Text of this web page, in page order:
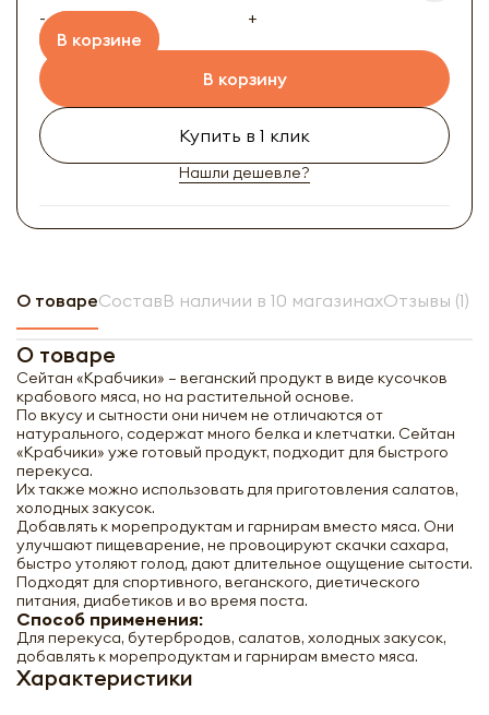
-
+
В корзине
В корзину
Купить в 1 клик
Нашли дешевле?
О товареСоставВ наличии в 10 магазинахОтзывы (1)
О товаре
Сейтан «Крабчики» – веганский продукт в виде кусочков
крабового мяса, но на растительной основе.
По вкусу и сытности они ничем не отличаются от
натурального, содержат много белка и клетчатки. Сейтан
«Крабчики» уже готовый продукт, подходит для быстрого
перекуса.
Их также можно использовать для приготовления салатов,
холодных закусок.
Добавлять к морепродуктам и гарнирам вместо мяса. Они
улучшают пищеварение, не провоцируют скачки сахара,
быстро утоляют голод, дают длительное ощущение сытости.
Подходят для спортивного, веганского, диетического
питания, диабетиков и во время поста.
Способ применения:
Для перекуса, бутербродов, салатов, холодных закусок,
добавлять к морепродуктам и гарнирам вместо мяса.
Характеристики